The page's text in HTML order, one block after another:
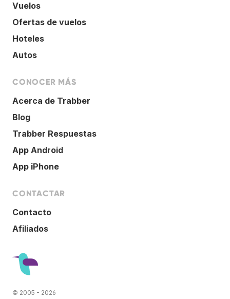
Vuelos
Ofertas de vuelos
Hoteles
Autos
CONOCER MÁS
Acerca de Trabber
Blog
Trabber Respuestas
App Android
App iPhone
CONTACTAR
Contacto
Afiliados
© 2005 - 2026